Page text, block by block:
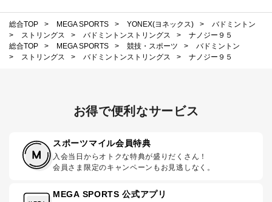
総合TOP > MEGA SPORTS > YONEX(ヨネックス) >
バドミントン
>
ストリングス > バドミントンストリングス >
ナノジー９５
総合TOP
> MEGA SPORTS > 競技・スポーツ >
バドミントン
>
ストリングス > バドミントンストリングス > ナノジー９５
お得で便利なサービス
スポーツマイル会員特典
入会当日からオトクな特典が盛りだくさん！
会員さま限定のキャンペーンもお見逃しなく。
MEGA SPORTS 公式アプリ